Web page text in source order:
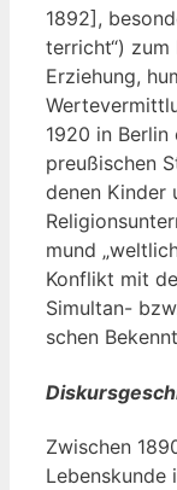
1892],
ter­richt“)
Erzie­hung,
1920 in Ber­lin
preu­ßi­schen
denen Kin­der
mund
Kon­flikt mit
Simul­tan-
schen
Zwi­schen
Lebens­kun­de